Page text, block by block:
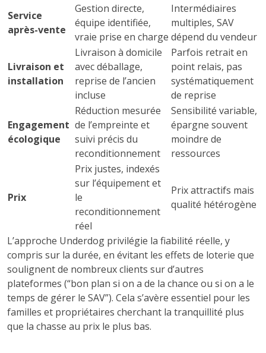
Service
après-vente
Gestion directe,
équipe identifiée,
vraie prise en charge
Intermédiaires
multiples, SAV
dépend du vendeur
Livraison et
installation
Livraison à domicile
avec déballage,
reprise de l’ancien
incluse
Parfois retrait en
point relais, pas
systématiquement
de reprise
Engagement
écologique
Réduction mesurée
de l’empreinte et
suivi précis du
reconditionnement
Sensibilité variable,
épargne souvent
moindre de
ressources
Prix
Prix justes, indexés
sur l’équipement et
le
reconditionnement
réel
Prix attractifs mais
qualité hétérogène
L’approche Underdog privilégie la fiabilité réelle, y
compris sur la durée, en évitant les effets de loterie que
soulignent de nombreux clients sur d’autres
plateformes (“bon plan si on a de la chance ou si on a le
temps de gérer le SAV”). Cela s’avère essentiel pour les
familles et propriétaires cherchant la tranquillité plus
que la chasse au prix le plus bas.